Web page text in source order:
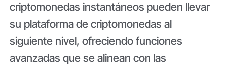
criptomonedas instantáneos pueden llevar
su plataforma de criptomonedas al
siguiente nivel, ofreciendo funciones
avanzadas que se alinean con las